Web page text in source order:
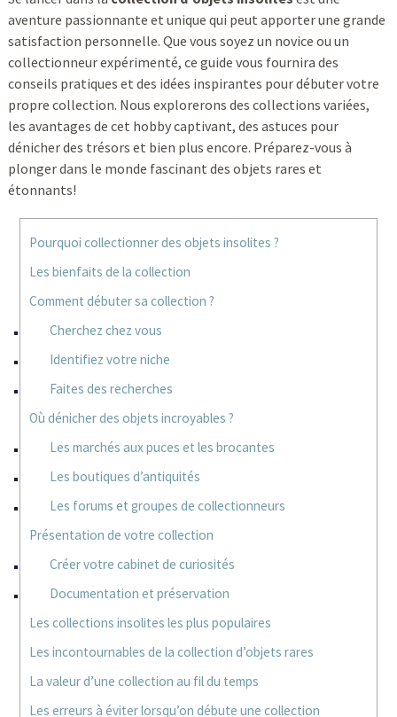
aventure passionnante et unique qui peut apporter une grande
satisfaction personnelle. Que vous soyez un novice ou un
collectionneur expérimenté, ce guide vous fournira des
conseils pratiques et des idées inspirantes pour débuter votre
propre collection. Nous explorerons des collections variées,
les avantages de cet hobby captivant, des astuces pour
dénicher des trésors et bien plus encore. Préparez-vous à
plonger dans le monde fascinant des objets rares et
étonnants!
Pourquoi collectionner des objets insolites ?
Les bienfaits de la collection
Comment débuter sa collection ?
Cherchez chez vous
Identifiez votre niche
Faites des recherches
Où dénicher des objets incroyables ?
Les marchés aux puces et les brocantes
Les boutiques d’antiquités
Les forums et groupes de collectionneurs
Présentation de votre collection
Créer votre cabinet de curiosités
Documentation et préservation
Les collections insolites les plus populaires
Les incontournables de la collection d’objets rares
La valeur d’une collection au fil du temps
Les erreurs à éviter lorsqu’on débute une collection